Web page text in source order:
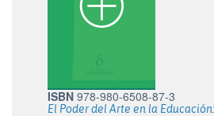
ISBN 978-980-6508-87-3
El Poder del Arte en la